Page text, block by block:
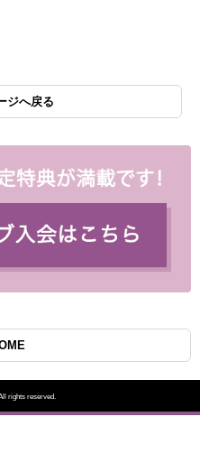
ジへ戻る
rights reserved.